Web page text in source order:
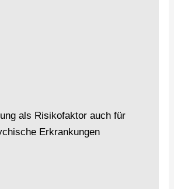
als Risikofaktor auch für
Erkrankungen